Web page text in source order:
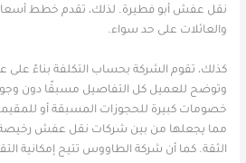
نقل عفش أبو فطيرة. لذلك، تقدم خطط أسعار
والعائلات على حد سواء.
كذلك، تقوم الشركة بحساب التكلفة بناءً على
وتوضح للعميل كل التفاصيل مسبقًا دون
خصومات كبيرة للحجوزات المسبقة أو
مما يجعلها من بين شركات نقل عفش رخيصة
الثقة. كما أن شركة الطاووس تتيح إمكانية